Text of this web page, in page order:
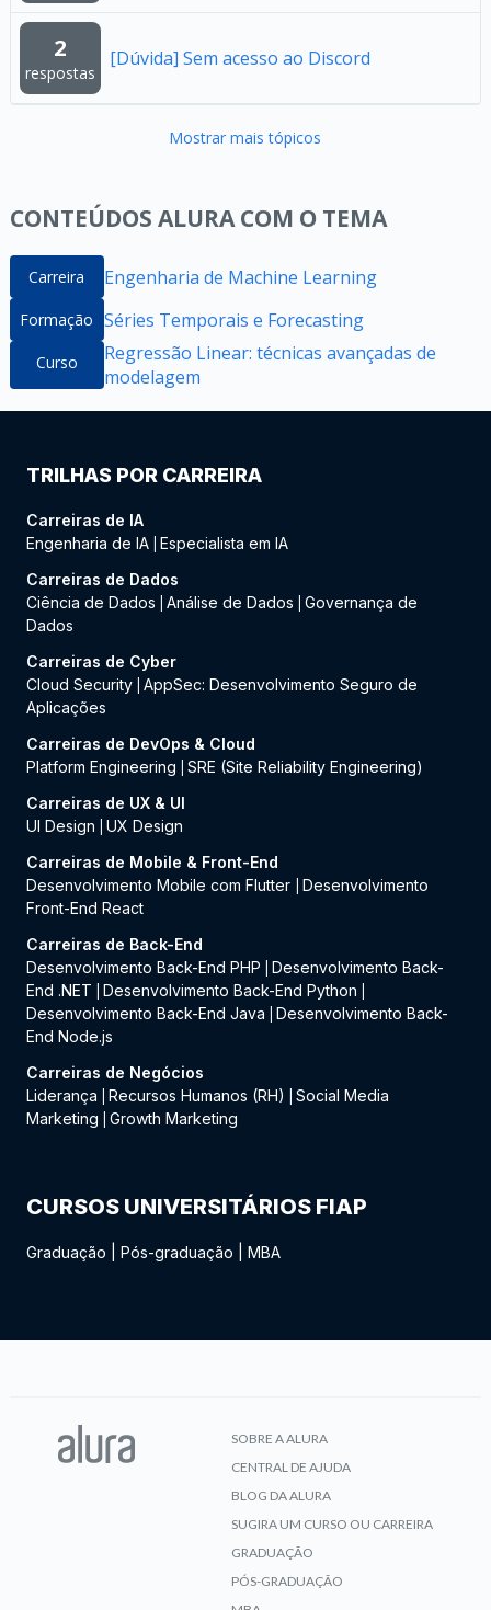
2
respostas
[Dúvida] Sem acesso ao Discord
Mostrar mais tópicos
CONTEÚDOS ALURA COM O TEMA
Carreira Engenharia de Machine Learning
Formação Séries Temporais e Forecasting
Curso
Regressão Linear: técnicas avançadas de
modelagem
TRILHAS POR CARREIRA
Carreiras de IA
Engenharia de IA Especialista em IA
Carreiras de Dados
Ciência de Dados
Análise de Dados
Governança de
Dados
Carreiras de Cyber
Cloud Security AppSec: Desenvolvimento Seguro de
Aplicações
Carreiras de DevOps & Cloud
Platform Engineering
SRE (Site Reliability Engineering)
Carreiras de UX & UI
UI Design
UX Design
Carreiras de Mobile & Front-End
Desenvolvimento Mobile com Flutter
Desenvolvimento
Front-End React
Carreiras de Back-End
Desenvolvimento Back-End PHP
Desenvolvimento Back-
End .NET
Desenvolvimento Back-End Python
Desenvolvimento Back-End Java
Desenvolvimento Back-
End Node.js
Carreiras de Negócios
Liderança
Recursos Humanos (RH)
Social Media
Marketing
Growth Marketing
CURSOS UNIVERSITÁRIOS FIAP
Graduação Pós-graduação MBA
SOBRE A ALURA
CENTRAL DE AJUDA
BLOG DA ALURA
SUGIRA UM CURSO OU CARREIRA
GRADUAÇÃO
PÓS-GRADUAÇÃO